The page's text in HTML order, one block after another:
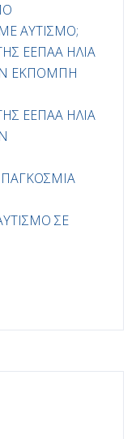
ΑΥΤΙΣΜΟ;
ΕΕΠΑΑ ΗΛΙΑ
ΕΚΠΟΜΠΗ
ΕΕΠΑΑ ΗΛΙΑ
ΠΑΓΚΟΣΜΙΑ
ΣΕ